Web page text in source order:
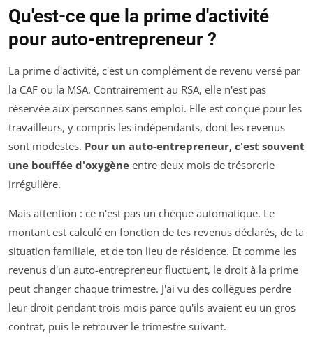
Qu'est-ce que la prime d'activité
pour auto-entrepreneur ?
La prime d'activité, c'est un complément de revenu versé par
la CAF ou la MSA. Contrairement au RSA, elle n'est pas
réservée aux personnes sans emploi. Elle est conçue pour les
travailleurs, y compris les indépendants, dont les revenus
sont modestes. Pour un auto-entrepreneur, c'est souvent
une bouffée d'oxygène entre deux mois de trésorerie
irrégulière.
Mais attention : ce n'est pas un chèque automatique. Le
montant est calculé en fonction de tes revenus déclarés, de ta
situation familiale, et de ton lieu de résidence. Et comme les
revenus d'un auto-entrepreneur fluctuent, le droit à la prime
peut changer chaque trimestre. J'ai vu des collègues perdre
leur droit pendant trois mois parce qu'ils avaient eu un gros
contrat, puis le retrouver le trimestre suivant.